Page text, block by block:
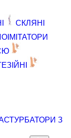
СКЛЯНІ
З